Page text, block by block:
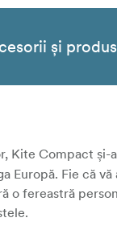
și
Kite Compact
Europă. Fie că
o fereastră